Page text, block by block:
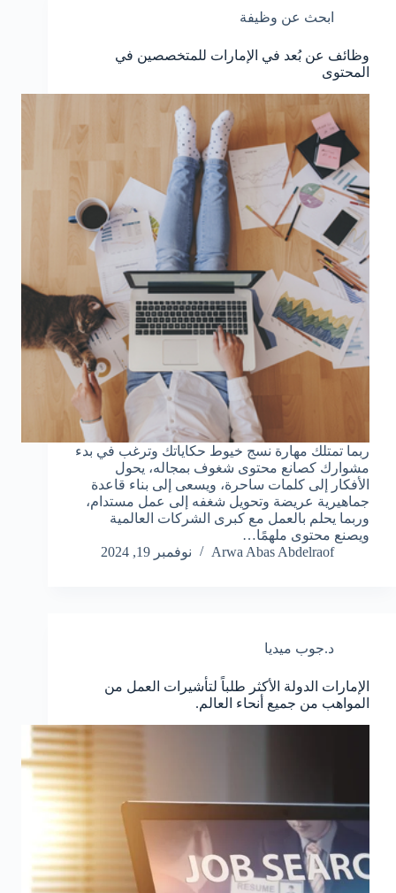
ابحث عن وظيفة
وظائف عن بُعد في الإمارات للمتخصصين في
المحتوى
ربما تمتلك مهارة نسج خيوط حكاياتك وترغب في بدء
مشوارك كصانع محتوى شغوف بمجاله، يحول
الأفكار إلى كلمات ساحرة، ويسعى إلى بناء قاعدة
جماهيرية عريضة وتحويل شغفه إلى عمل مستدام،
وربما يحلم بالعمل مع كبرى الشركات العالمية
ويصنع محتوى ملهمًا…
Arwa Abas Abdelraof
نوفمبر 19, 2024
د.جوب ميديا
الإمارات الدولة الأكثر طلباً لتأشيرات العمل من
المواهب من جميع أنحاء العالم.